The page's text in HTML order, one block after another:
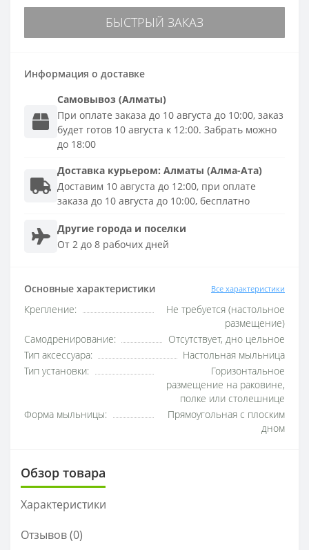
БЫСТРЫЙ ЗАКАЗ
Информация о доставке
Самовывоз (Алматы)
При оплате заказа до 10 августа до 10:00, заказ
будет готов 10 августа к 12:00. Забрать можно
до 18:00
Доставка курьером: Алматы (Алма-Ата)
Доставим 10 августа до 12:00, при оплате
заказа до 10 августа до 10:00, бесплатно
Другие города и поселки
От 2 до 8 рабочих дней
Основные характеристики Все характеристики
Крепление:
Не требуется (настольное
размещение)
Самодренирование:
Отсутствует, дно цельное
Тип аксессуара:
Настольная мыльница
Тип установки:
Горизонтальное
размещение на раковине,
полке или столешнице
Форма мыльницы:
Прямоугольная с плоским
дном
Обзор товара
Характеристики
Отзывов (0)